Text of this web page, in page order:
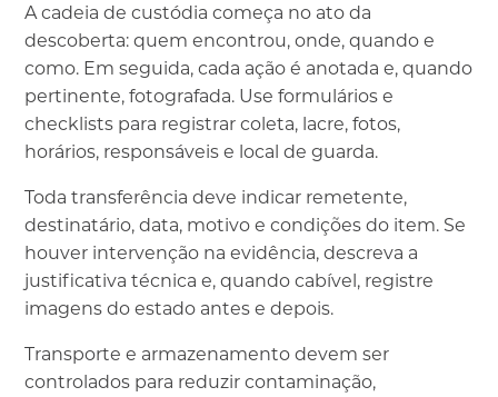
A cadeia de custódia começa no ato da
descoberta: quem encontrou, onde, quando e
como. Em seguida, cada ação é anotada e, quando
pertinente, fotografada. Use formulários e
checklists para registrar coleta, lacre, fotos,
horários, responsáveis e local de guarda.
Toda transferência deve indicar remetente,
destinatário, data, motivo e condições do item. Se
houver intervenção na evidência, descreva a
justificativa técnica e, quando cabível, registre
imagens do estado antes e depois.
Transporte e armazenamento devem ser
controlados para reduzir contaminação,